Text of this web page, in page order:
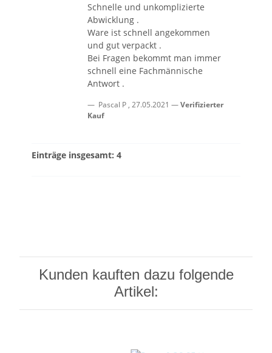
Schnelle und unkomplizierte
Abwicklung .
Ware ist schnell angekommen
und gut verpackt .
Bei Fragen bekommt man immer
schnell eine Fachmännische
Antwort .
Pascal P , 27.05.2021
Verifizierter
Kauf
Einträge insgesamt: 4
Kunden kauften dazu folgende
Artikel: